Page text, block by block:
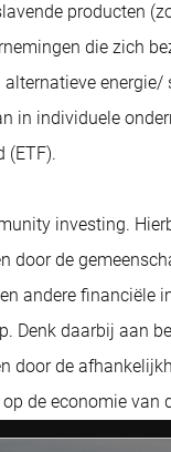
producten
die zich
energie/
in individuele
(ETF).
investing.
de
andere financiële
Denk daarbij aan
door de
de economie van